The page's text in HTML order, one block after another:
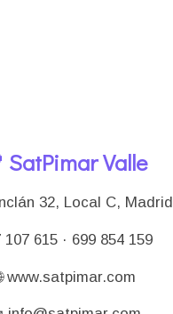
SatPimar Valle
32, Local C, Madrid
107 615 · 699 854 159
www.satpimar.com